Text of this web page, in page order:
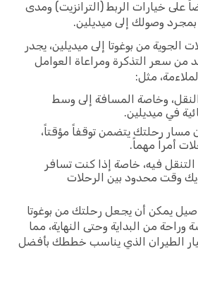
على خيارات الربط (الترانزيت) ومدى
وصولك إلى ميديلين.
الجوية من بوغوتا إلى ميديلين، يجدر
من سعر التذكرة ومراعاة العوامل
مثل:
وخاصة المسافة إلى وسط
في ميديلين.
مسار رحلتك يتضمن توقفاً مؤقتاً،
أمراً مهماً.
فيه، خاصة إذا كنت تسافر
وقت محدود بين الرحلات
يمكن أن يجعل رحلتك من بوغوتا
وراحة من البداية وحتى النهاية، مما
الطيران الذي يناسب خططك بأفضل